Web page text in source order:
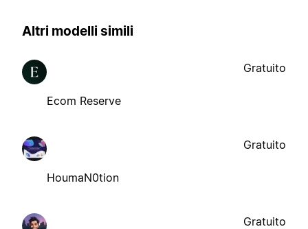
Altri modelli simili
Ecom Reserve
Gratuito
HoumaN0tion
Gratuito
Gratuito